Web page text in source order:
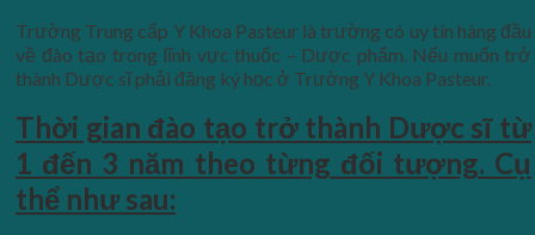
Trường Trung cấp Y Khoa Pasteur là trường có uy tín hàng đầu
về đào tạo trong lĩnh vực thuốc – Dược phẩm. Nếu muốn trở
thành Dược sĩ phải đăng ký học ở Trường Y Khoa Pasteur.
Thời gian đào tạo trở thành Dược sĩ từ
1 đến 3 năm theo từng đối tượng. Cụ
thể như sau: